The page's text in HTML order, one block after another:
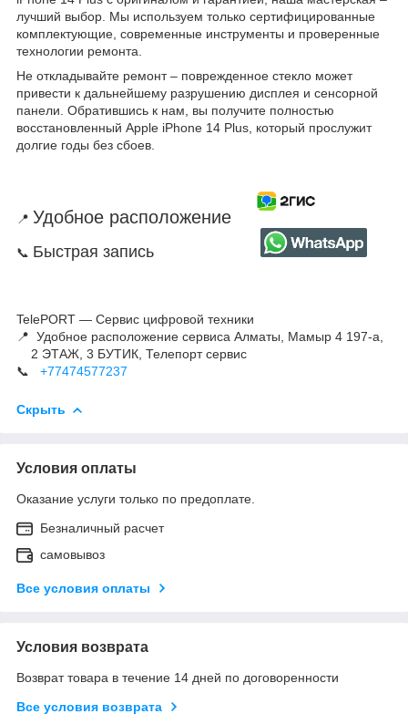
лучший выбор. Мы используем только сертифицированные
комплектующие, современные инструменты и проверенные
технологии ремонта.
Не откладывайте ремонт – поврежденное стекло может
привести к дальнейшему разрушению дисплея и сенсорной
панели. Обратившись к нам, вы получите полностью
восстановленный Apple iPhone 14 Plus, который прослужит
долгие годы без сбоев.
📍 Удобное расположение
📞 Быстрая запись
TelePORT — Сервис цифровой техники
📍 Удобное расположение сервиса Алматы, Мамыр 4 197-а,
2 ЭТАЖ, 3 БУТИК, Телепорт сервис
📞
+77474577237
Скрыть
Условия оплаты
Оказание услуги только по предоплате.
Безналичный расчет
самовывоз
Все условия оплаты
Условия возврата
Возврат товара в течение 14 дней по договоренности
Все условия возврата